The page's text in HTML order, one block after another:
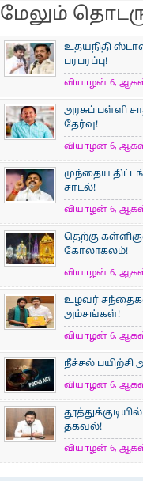
மேலும்
உதயநிதி
பரபரப்பு!
வியாழன் 6, ஆகஸ்ட்
அரசுப் பள்ளி
தேர்வு!
வியாழன் 6, ஆகஸ்ட்
முந்தைய
சாடல்!
வியாழன் 6, ஆகஸ்ட்
தெற்கு
கோலாகலம்!
வியாழன் 6, ஆகஸ்ட்
உழவர்
அம்சங்கள்!
வியாழன் 6, ஆகஸ்ட்
நீச்சல்
வியாழன் 6, ஆகஸ்ட்
தகவல்!
வியாழன் 6, ஆகஸ்ட்